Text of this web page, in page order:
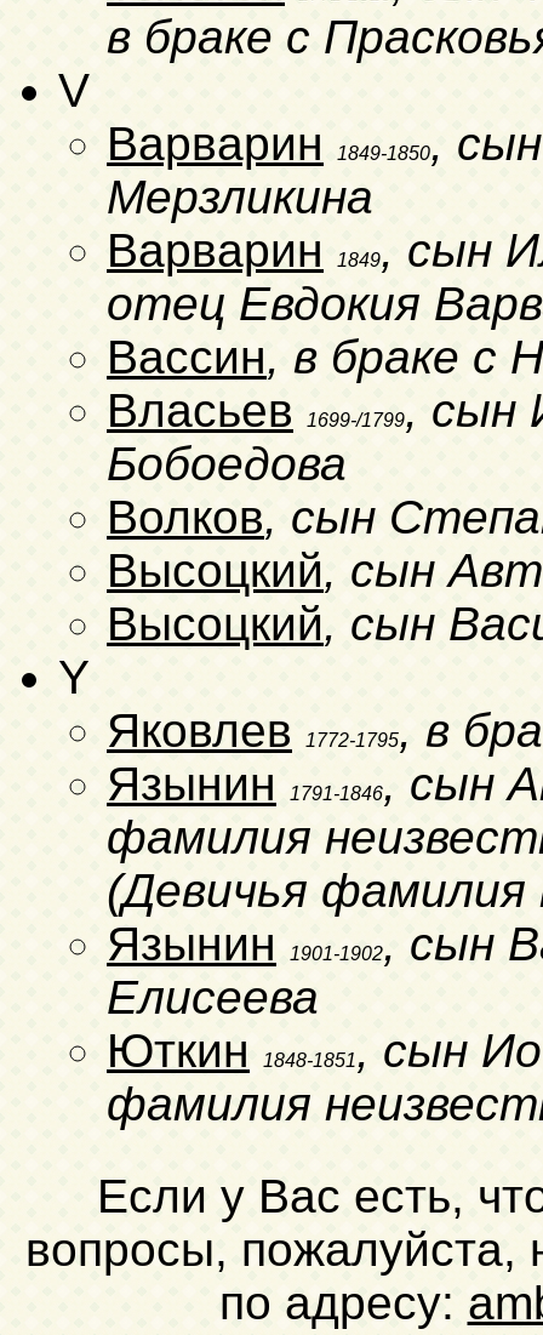
в браке с
V
Варварин
1849-1850,
Мерзликина
Варварин
1849, сын
отец Евдокия
Вассин, в браке с
Власьев
1699-/1799, сын
Бобоедова
Волков, сын
Высоцкий, сын
Высоцкий, сын
Y
Яковлев
1772-1795, в
Язынин
1791-1846, сын
фамилия
(Девичья фамилия
Язынин
1901-1902, сын
Елисеева
Юткин
1848-1851, сын
фамилия
Если у Вас есть,
вопросы, пожалуйста,
по адресу: